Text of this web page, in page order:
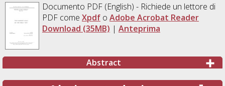
Documento PDF(English) - Richiede un lettore di
PDF come Xpdfo Adobe Acrobat Reader
Download (35MB) | Anteprima
Abstract